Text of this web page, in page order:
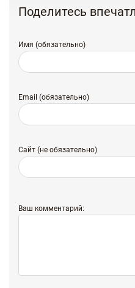
Поделитесь
Имя (обязательно)
Email (обязательно)
Сайт (не обязательно)
Ваш комментарий: